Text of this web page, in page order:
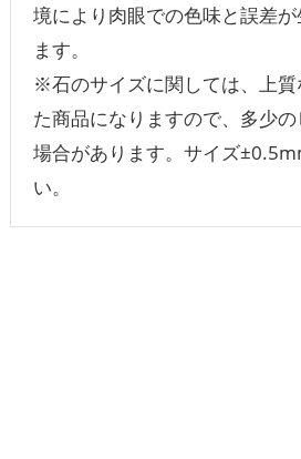
境により肉眼での色味と誤差
ます。
※石のサイズに関しては、上質
た商品になりますので、多少
場合があります。サイズ
い。